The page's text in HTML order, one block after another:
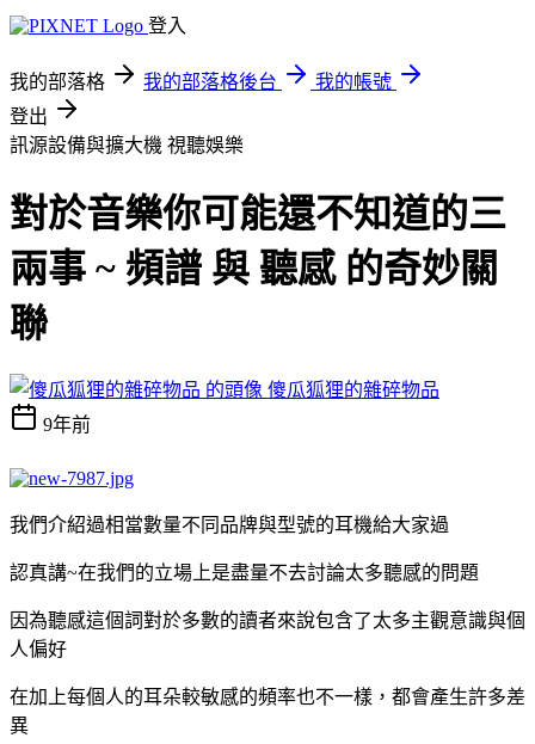
登入
我的部落格 我的部落格後台
我的帳號
登出
訊源設備與擴大機 視聽娛樂
對於音樂你可能還不知道的三
兩事 ~ 頻譜 與 聽感 的奇妙關
聯
傻瓜狐狸的雜碎物品
9年前
我們介紹過相當數量不同品牌與型號的耳機給大家過
認真講~在我們的立場上是盡量不去討論太多聽感的問題
因為聽感這個詞對於多數的讀者來說包含了太多主觀意識與個
人偏好
在加上每個人的耳朵較敏感的頻率也不一樣，都會產生許多差
異